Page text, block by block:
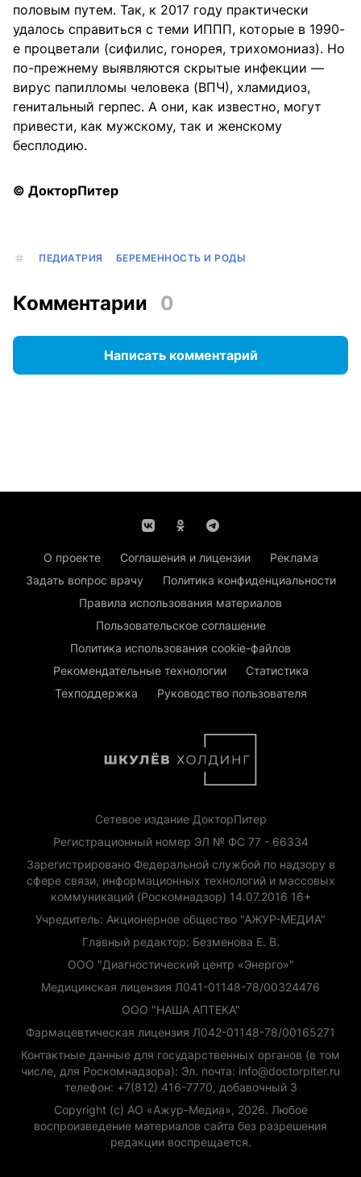
половым путем. Так, к 2017 году практически
удалось справиться с теми ИППП, которые в 1990-
е процветали (сифилис, гонорея, трихомониаз). Но
по-прежнему выявляются скрытые инфекции —
вирус папилломы человека (ВПЧ), хламидиоз,
генитальный герпес. А они, как известно, могут
привести, как мужскому, так и женскому
бесплодию.
© ДокторПитер
ПЕДИАТРИЯ БЕРЕМЕННОСТЬ И РОДЫ
Комментарии 0
Написать комментарий
О проекте Соглашения и лицензии
Реклама
Задать вопрос врачу
Политика конфиденциальности
Правила использования материалов
Пользовательское соглашение
Политика использования cookie-файлов
Рекомендательные технологии
Статистика
Техподдержка
Руководство пользователя
Сетевое издание ДокторПитер
Регистрационный номер ЭЛ № ФС 77 - 66334
Зарегистрировано Федеральной службой по надзору в
сфере связи, информационных технологий и массовых
коммуникаций (Роскомнадзор) 14.07.2016 16+
Учредитель: Акционерное общество "АЖУР-МЕДИА"
Главный редактор: Безменова Е. В.
ООО "Диагностический центр «Энерго»"
Медицинская лицензия Л041-01148-78/00324476
ООО "НАША АПТЕКА"
Фармацевтическая лицензия Л042-01148-78/00165271
Контактные данные для государственных органов (в том
числе, для Роскомнадзора): Эл. почта: info@doctorpiter.ru
телефон: +7(812) 416-7770, добавочный 3
Copyright (с) АО «Ажур-Медиа», 2026. Любое
воспроизведение материалов сайта без разрешения
редакции воспрещается.